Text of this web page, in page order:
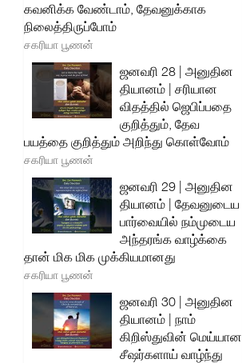
கவனிக்க வேண்டாம், தேவனுக்காக
நிலைத்திருப்போம்
சகரியா பூணன்
ஜனவரி 28 | அனுதின
தியானம் | சரியான
விதத்தில் ஜெபிப்பதை
குறித்தும், தேவ
பயத்தை குறித்தும் அறிந்து கொள்வோம்
சகரியா பூணன்
ஜனவரி 29 | அனுதின
தியானம் | தேவனுடைய
பார்வையில் நம்முடைய
அந்தரங்க வாழ்க்கை
தான் மிக மிக முக்கியமானது
சகரியா பூணன்
ஜனவரி 30 | அனுதின
தியானம் | நாம்
கிறிஸ்துவின் மெய்யான
சீஷர்களாய் வாழ்ந்து